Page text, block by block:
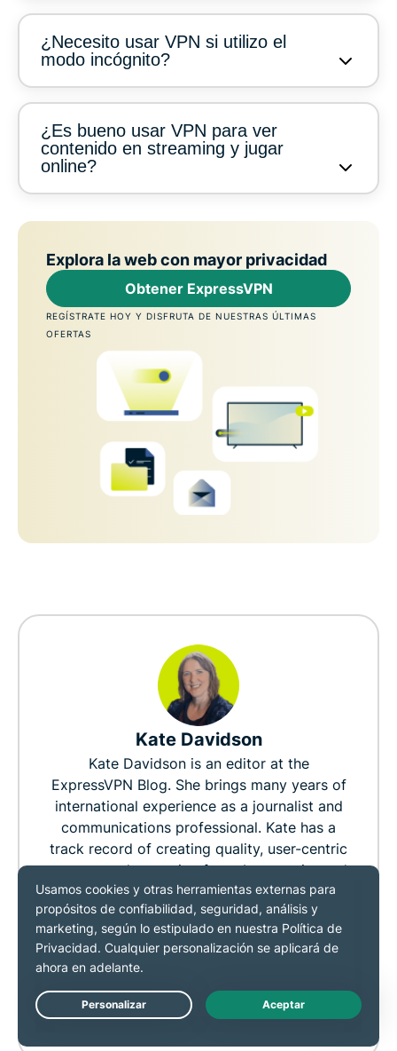
¿Necesito usar VPN si utilizo el
modo incógnito?
¿Es bueno usar VPN para ver
contenido en streaming y jugar
online?
Explora la web con mayor privacidad
Obtener ExpressVPN
REGÍSTRATE HOY Y DISFRUTA DE NUESTRAS ÚLTIMAS
OFERTAS
Kate Davidson
Kate Davidson is an editor at the
ExpressVPN Blog. She brings many years of
international experience as a journalist and
communications professional. Kate has a
track record of creating quality, user-centric
content and a passion for cybersecurity and
online privacy. She prides herself on making
complex technical topics come alive for all
kinds of readers. In her spare time, Kate
enjoys spending time with her family,
working on her crochet skills, and exploring
scenic walking trails with a good podcast at
hand.
Live Chat